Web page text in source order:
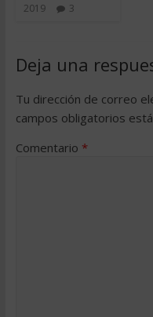
2019
3
Deja una
Tu dirección de correo
campos obligatorios
Comentario *